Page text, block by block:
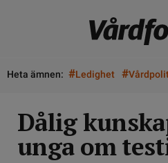
Heta ämnen: #Ledighet #
Dålig
unga om